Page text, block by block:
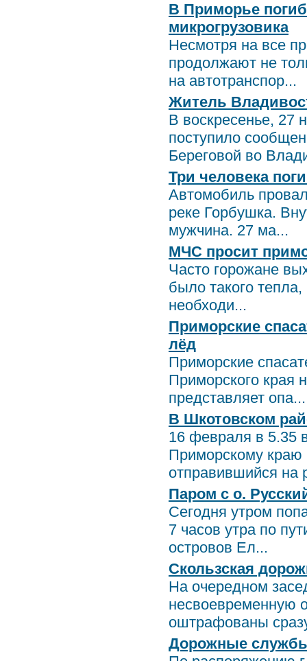
В Приморье
микрогрузовика
Несмотря на все
продолжают не
на автотранспор...
Житель
В воскресенье, 27
поступило
Береговой во
Три человека
Автомобиль
реке Горбушка.
мужчина. 27 ма...
МЧС просит
Часто горожане
было такого
необходи...
Приморские
лёд
Приморские
Приморского края
представляет опа...
В Шкотовском
16 февраля в 5.35
Приморскому
отправившийся на
Паром c о.
Сегодня утром
7 часов утра по
островов Ел...
Скользская
На очередном
несвоевременную
оштрафованы
Дорожные службы